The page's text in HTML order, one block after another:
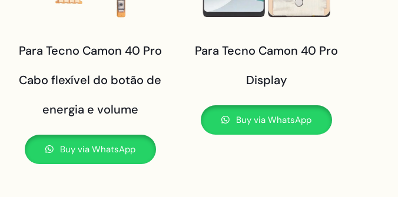
Para Tecno Camon 40 Pro
Cabo flexível do botão de
energia e volume
Buy via WhatsApp
Para Tecno Camon 40 Pro
Display
Buy via WhatsApp